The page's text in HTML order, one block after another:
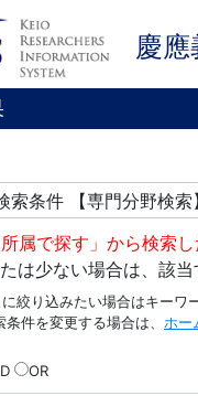
慶
索条件
【専門分野検
属で探す」から検索
は少ない場合は、該
絞り込みたい場合はキーワ
条件を変更する場合は、 ホー
OR